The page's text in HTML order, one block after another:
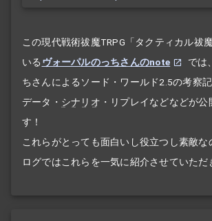
この現代戦術祓魔TRPG「タクティカル祓
いる ヴォーパルのっちさんのnote
では
ちさんによるソード・ワールド2.5の考察
データ・ シナリオ ・リプレイなどなどが公
す！
これらがとっても面白いし役立つし素敵な
ログではこれらを一気に紹介させていただ